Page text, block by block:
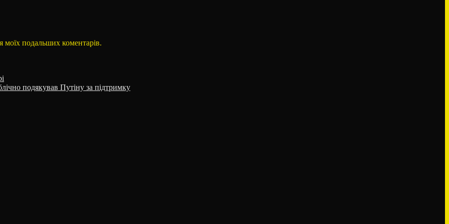
моїх подальших коментарів.
подякував Путіну за підтримку